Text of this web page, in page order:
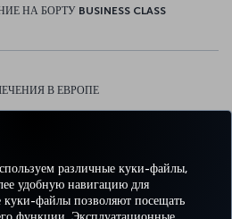
различные куки-файлы,
удобную навигацию для
куки-файлы позволяют посещать
НА БОРТУ BUSINESS CLASS
В ЕВРОПЕ
ЕВРОПЕ